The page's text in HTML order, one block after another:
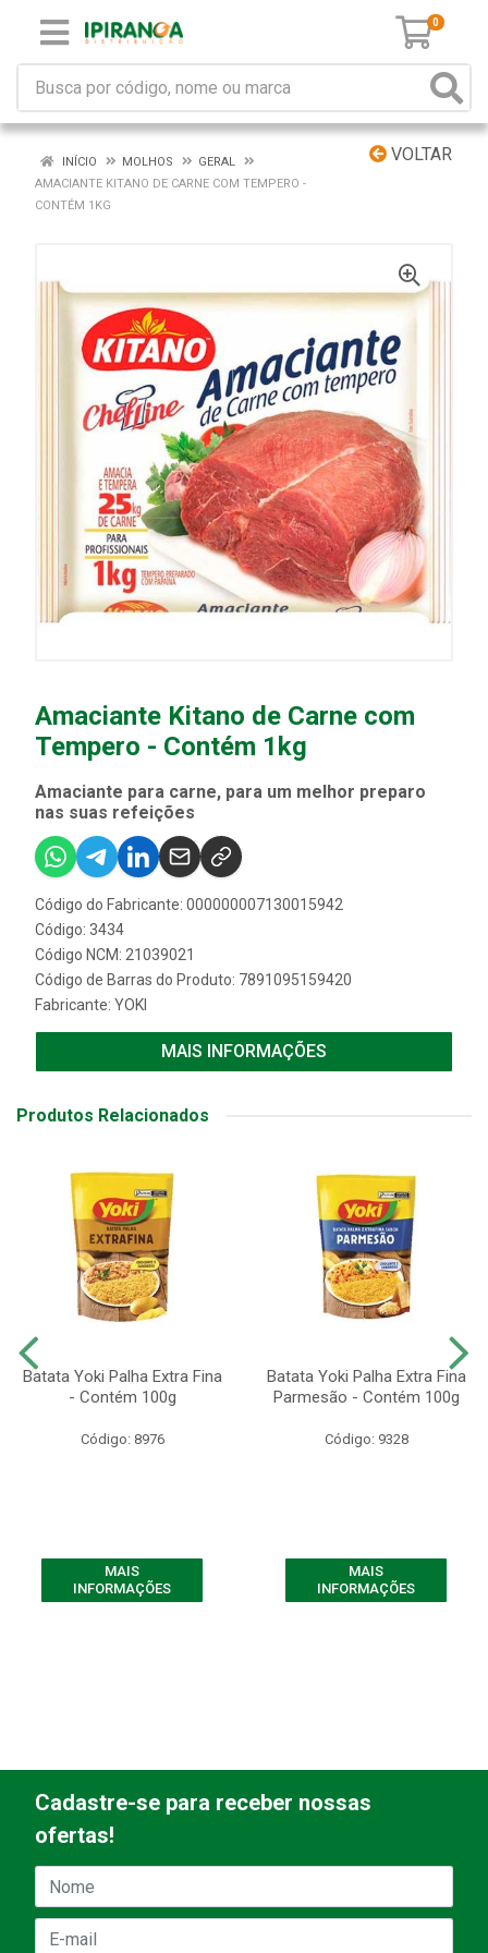
0
VOLTAR
INÍCIO MOLHOS
GERAL
AMACIANTE KITANO DE CARNE COM TEMPERO -
CONTÉM 1KG
Amaciante Kitano de Carne com
Tempero - Contém 1kg
Amaciante para carne, para um melhor preparo
nas suas refeições
Código do Fabricante: 000000007130015942
Código: 3434
Código NCM: 21039021
Código de Barras do Produto: 7891095159420
Fabricante: YOKI
MAIS INFORMAÇÕES
Produtos Relacionados
Batata Yoki Palha Extra Fina
- Contém 100g
Código: 8976
MAIS
INFORMAÇÕES
Batata Yoki Palha Extra Fina
Parmesão - Contém 100g
Código: 9328
MAIS
INFORMAÇÕES
Cadastre-se para receber nossas
ofertas!